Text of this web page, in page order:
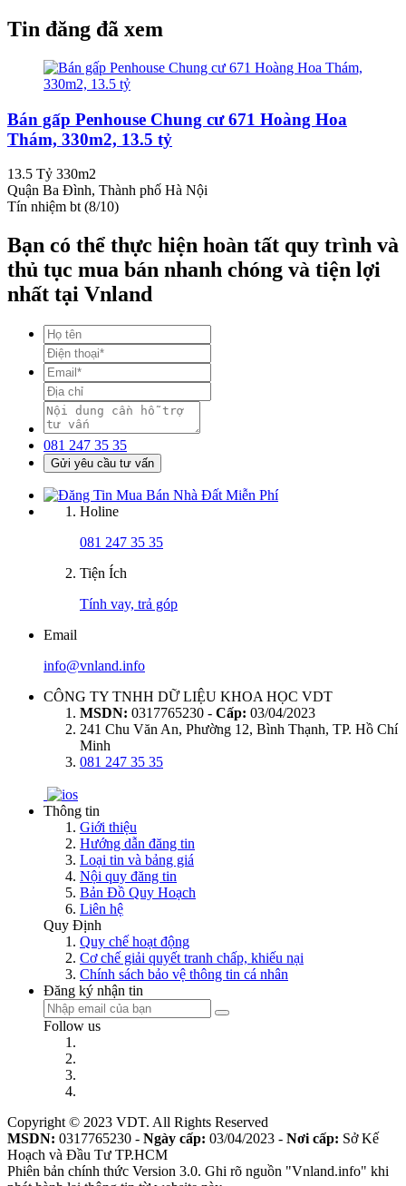
Tin đăng đã xem
Bán gấp Penhouse Chung cư 671 Hoàng Hoa
Thám, 330m2, 13.5 tỷ
13.5 Tỷ 330m2
Quận Ba Đình, Thành phố Hà Nội
Tín nhiệm bt (8/10)
Bạn có thể thực hiện hoàn tất quy trình và
thủ tục mua bán nhanh chóng và tiện lợi
nhất tại Vnland
081 247 35 35
Gửi yêu cầu tư vấn
Holine
081 247 35 35
Tiện Ích
Tính vay, trả góp
Email
info@vnland.info
CÔNG TY TNHH DỮ LIỆU KHOA HỌC VDT
MSDN: 0317765230 - Cấp: 03/04/2023
241 Chu Văn An, Phường 12, Bình Thạnh, TP. Hồ Chí
Minh
081 247 35 35
Thông tin
Giới thiệu
Hướng dẫn đăng tin
Loại tin và bảng giá
Nội quy đăng tin
Bản Đồ Quy Hoạch
Liên hệ
Quy Định
Quy chế hoạt động
Cơ chế giải quyết tranh chấp, khiếu nại
Chính sách bảo vệ thông tin cá nhân
Đăng ký nhận tin
Follow us
Copyright © 2023 VDT. All Rights Reserved
MSDN: 0317765230 - Ngày cấp: 03/04/2023 - Nơi cấp: Sở Kế
Hoạch và Đầu Tư TP.HCM
Phiên bản chính thức Version 3.0. Ghi rõ nguồn "Vnland.info" khi